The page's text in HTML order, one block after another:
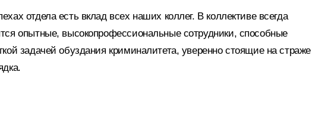
отдела есть вклад всех наших коллег. В коллективе всегда
опытные, высокопрофессиональные сотрудники, способные
задачей обуздания криминалитета, уверенно стоящие на страже